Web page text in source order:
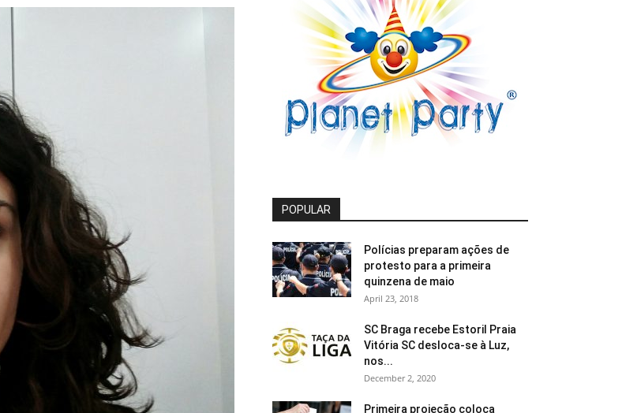
POPULAR
Polícias preparam ações de
protesto para a primeira
quinzena de maio
April 23, 2018
SC Braga recebe Estoril Praia
Vitória SC desloca-se à Luz,
nos...
December 2, 2020
Primeira projeção coloca